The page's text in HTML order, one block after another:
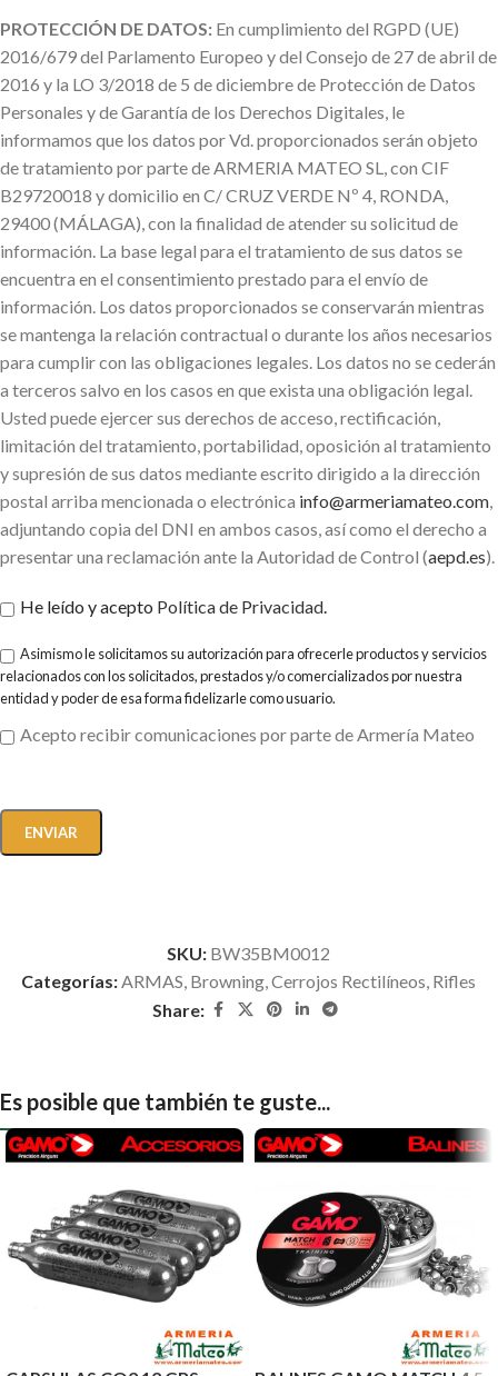
PROTECCIÓN DE DATOS: En cumplimiento del RGPD (UE)
2016/679 del Parlamento Europeo y del Consejo de 27 de abril de
2016 y la LO 3/2018 de 5 de diciembre de Protección de Datos
Personales y de Garantía de los Derechos Digitales, le
informamos que los datos por Vd. proporcionados serán objeto
de tratamiento por parte de ARMERIA MATEO SL, con CIF
B29720018 y domicilio en C/ CRUZ VERDE Nº 4, RONDA,
29400 (MÁLAGA), con la finalidad de atender su solicitud de
información. La base legal para el tratamiento de sus datos se
encuentra en el consentimiento prestado para el envío de
información. Los datos proporcionados se conservarán mientras
se mantenga la relación contractual o durante los años necesarios
para cumplir con las obligaciones legales. Los datos no se cederán
a terceros salvo en los casos en que exista una obligación legal.
Usted puede ejercer sus derechos de acceso, rectificación,
limitación del tratamiento, portabilidad, oposición al tratamiento
y supresión de sus datos mediante escrito dirigido a la dirección
postal arriba mencionada o electrónica info@armeriamateo.com,
adjuntando copia del DNI en ambos casos, así como el derecho a
presentar una reclamación ante la Autoridad de Control (aepd.es).
He leído y acepto Política de Privacidad.
Asimismo le solicitamos su autorización para ofrecerle productos y servicios
relacionados con los solicitados, prestados y/o comercializados por nuestra
entidad y poder de esa forma fidelizarle como usuario.
Acepto recibir comunicaciones por parte de Armería Mateo
SKU: BW35BM0012
Categorías:ARMAS, Browning,Cerrojos Rectilíneos, Rifles
Share:
Es posible que también te guste...